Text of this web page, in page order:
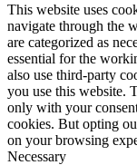
This website uses
navigate through the
are categorized as
essential for the
also use third-party
you use this website.
only with your
cookies. But opting
on your browsing
Necessary